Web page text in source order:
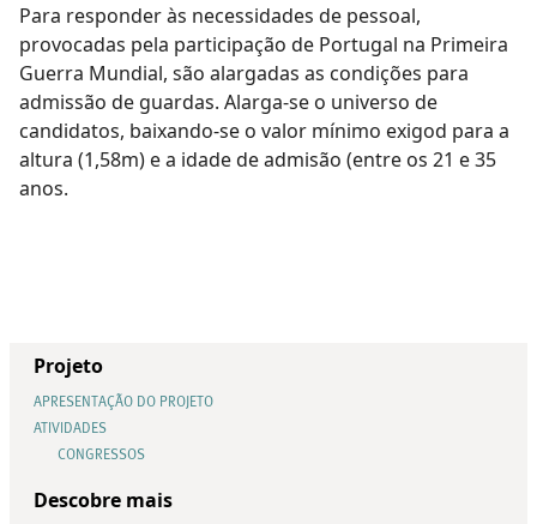
Para responder às necessidades de pessoal,
provocadas pela participação de Portugal na Primeira
Guerra Mundial, são alargadas as condições para
admissão de guardas. Alarga-se o universo de
candidatos, baixando-se o valor mínimo exigod para a
altura (1,58m) e a idade de admisão (entre os 21 e 35
anos.
Projeto
APRESENTAÇÃO DO PROJETO
ATIVIDADES
CONGRESSOS
Descobre mais